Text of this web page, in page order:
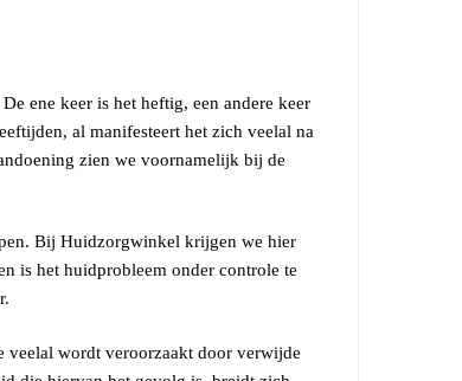
ene keer is het heftig, een andere keer
al manifesteert het zich veelal na
zien we voornamelijk bij de
Bij Huidzorgwinkel krijgen we hier
is het huidprobleem onder controle te
veelal wordt veroorzaakt door verwijde